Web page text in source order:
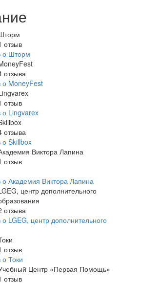
отзыв
о Шторм
отзыва
о MoneyFest
отзыв
о Lingvarex
отзыва
о Skillbox
Виктора Лапина
отзыв
о Академия Виктора Лапина
центр дополнительного
отзыва
LGEG, центр дополнительного
отзыв
Токи
Центр «Первая Помощь»
отзыв